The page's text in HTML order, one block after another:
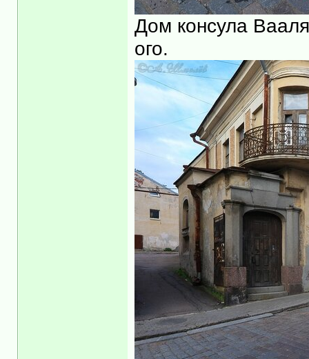
Дом консула
ого.